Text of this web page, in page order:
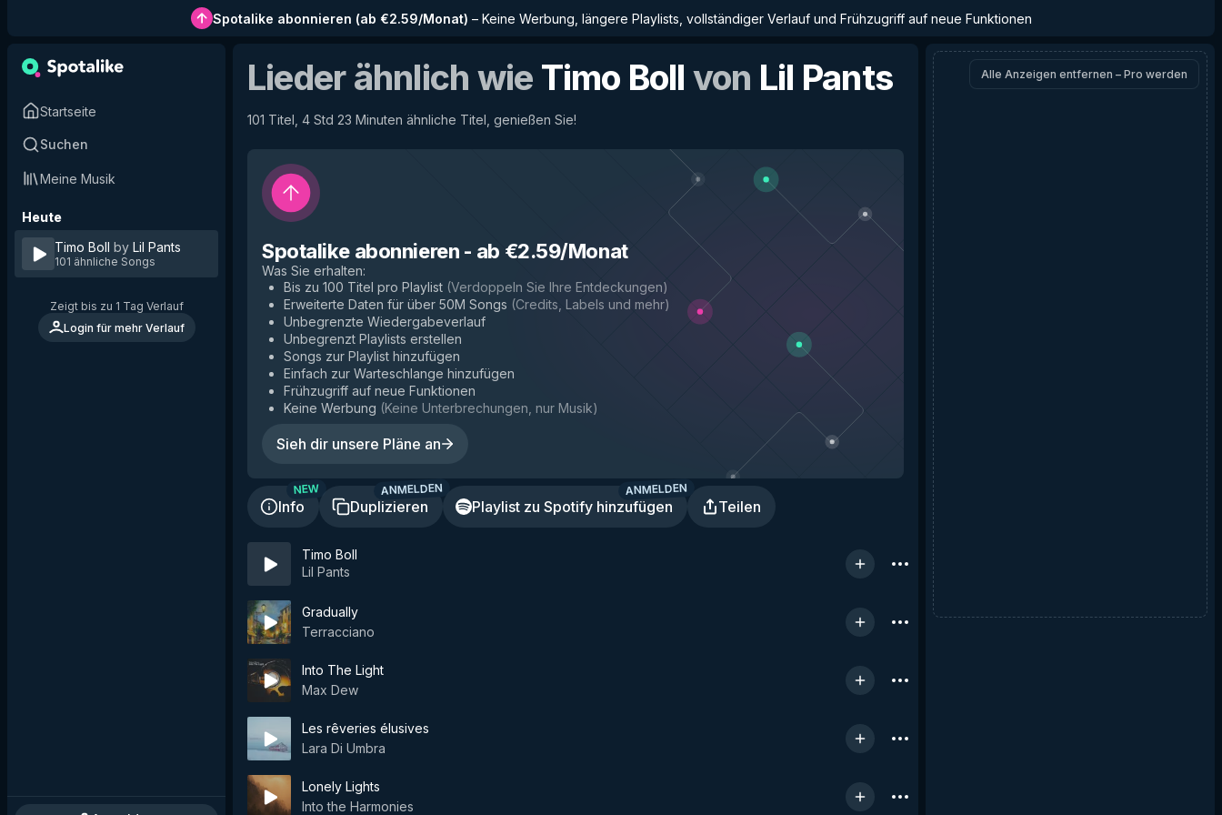
Spotalike abonnieren (ab €2.59/Monat) – Keine Werbung, längere Playlists, vollständiger Verlauf und Frühzugriff auf neue Funktionen
Startseite
Suchen
Meine Musik
Heute
Timo Boll by Lil Pants
101 ähnliche Songs
Zeigt bis zu 1 Tag Verlauf
Login für mehr Verlauf
Lieder ähnlich wie Timo Boll von Lil Pants
101 Titel, 4 Std 23 Minuten ähnliche Titel, genießen Sie!
Spotalike abonnieren - ab €2.59/Monat
Was Sie erhalten:
Bis zu 100 Titel pro Playlist (Verdoppeln Sie Ihre Entdeckungen)
Erweiterte Daten für über 50M Songs (Credits, Labels und mehr)
Unbegrenzte Wiedergabeverlauf
Unbegrenzt Playlists erstellen
Songs zur Playlist hinzufügen
Einfach zur Warteschlange hinzufügen
Frühzugriff auf neue Funktionen
Keine Werbung (Keine Unterbrechungen, nur Musik)
Sieh dir unsere Pläne an
Info
NEW
Duplizieren
ANMELDEN
Playlist zu Spotify hinzufügen
ANMELDEN
Teilen
Timo Boll
Lil Pants
Gradually
Terracciano
Into The Light
Max Dew
Les rêveries élusives
Lara Di Umbra
Lonely Lights
Into the Harmonies
Alle Anzeigen entfernen – Pro werden